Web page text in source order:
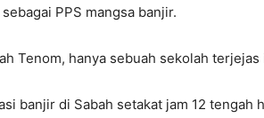
PPS mangsa banjir.
Tenom, hanya sebuah sekolah terjejas
banjir di Sabah setakat jam 12